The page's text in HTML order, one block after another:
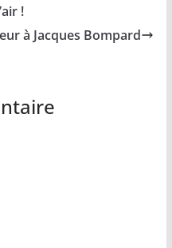
!
à Jacques Bompard